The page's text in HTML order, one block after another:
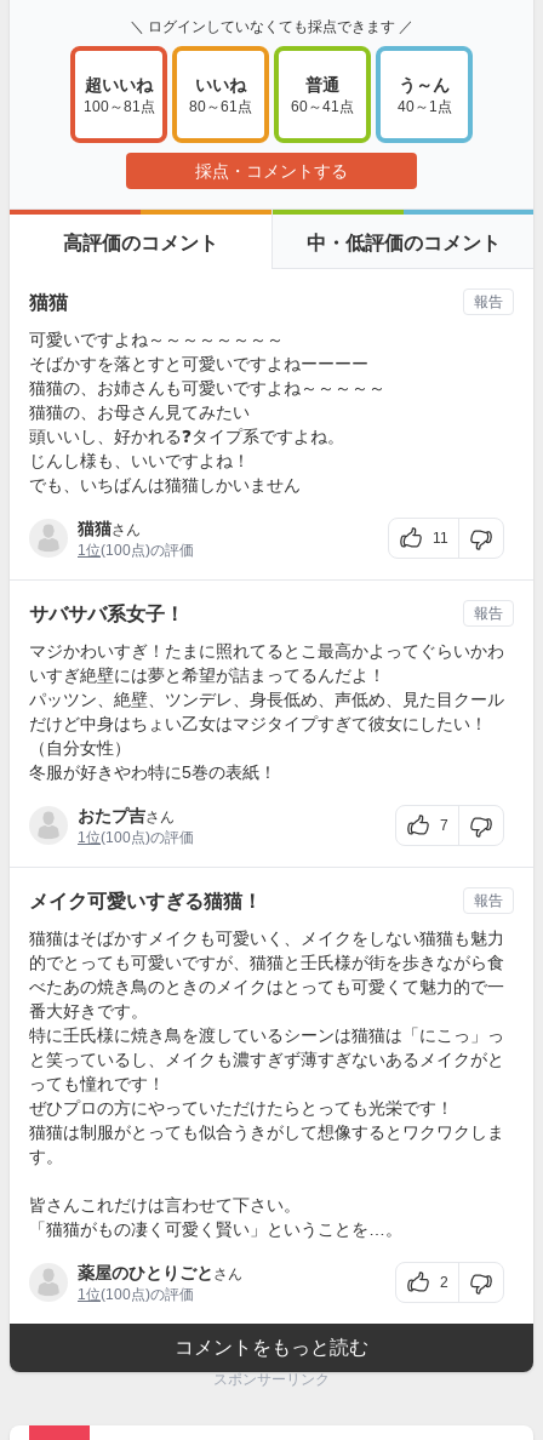
＼ ログインしていなくても採点できます ／
超いいね
100～81点
いいね
80～61点
普通
60～41点
う～ん
40～1点
採点・コメントする
高評価のコメント 中・低評価のコメント
猫猫
可愛いですよね～～～～～～～～
そばかすを落とすと可愛いですよねーーーー
猫猫の、お姉さんも可愛いですよね～～～～～
猫猫の、お母さん見てみたい
頭いいし、好かれる❓タイプ系ですよね。
じんし様も、いいですよね！
でも、いちばんは猫猫しかいません
猫猫さん
1位(100点)の評価
11
報告
サバサバ系女子！
マジかわいすぎ！たまに照れてるとこ最高かよってぐらいかわ
いすぎ絶壁には夢と希望が詰まってるんだよ！
パッツン、絶壁、ツンデレ、身長低め、声低め、見た目クール
だけど中身はちょい乙女はマジタイプすぎて彼女にしたい！
（自分女性）
冬服が好きやわ特に5巻の表紙！
おたプ吉さん
1位(100点)の評価
7
報告
メイク可愛いすぎる猫猫！
猫猫はそばかすメイクも可愛いく、メイクをしない猫猫も魅力
的でとっても可愛いですが、猫猫と壬氏様が街を歩きながら食
べたあの焼き鳥のときのメイクはとっても可愛くて魅力的で一
番大好きです。
特に壬氏様に焼き鳥を渡しているシーンは猫猫は「にこっ」っ
と笑っているし、メイクも濃すぎず薄すぎないあるメイクがと
っても憧れです！
ぜひプロの方にやっていただけたらとっても光栄です！
猫猫は制服がとっても似合うきがして想像するとワクワクしま
す。
皆さんこれだけは言わせて下さい。
「猫猫がもの凄く可愛く賢い」ということを…。
薬屋のひとりごと さん
1位(100点)の評価
2
報告
コメントをもっと読む
スポンサーリンク